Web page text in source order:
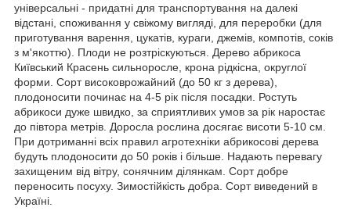
універсальні - придатні для транспортування на далекі
відстані, споживання у свіжому вигляді, для переробки (для
приготування варення, цукатів, кураги, джемів, компотів, соків
з м'якоттю). Плоди не розтріскуються. Дерево абрикоса
Київський Красень сильноросле, крона рідкісна, округлої
форми. Сорт високоврожайний (до 50 кг з дерева),
плодоносити починає на 4-5 рік після посадки. Ростуть
абрикоси дуже швидко, за сприятливих умов за рік наростає
до півтора метрів. Доросла рослина досягає висоти 5-10 см.
При дотриманні всіх правил агротехніки абрикосові дерева
будуть плодоносити до 50 років і більше. Надають перевагу
захищеним від вітру, сонячним ділянкам. Сорт добре
переносить посуху. Зимостійкість добра. Сорт виведений в
Україні.